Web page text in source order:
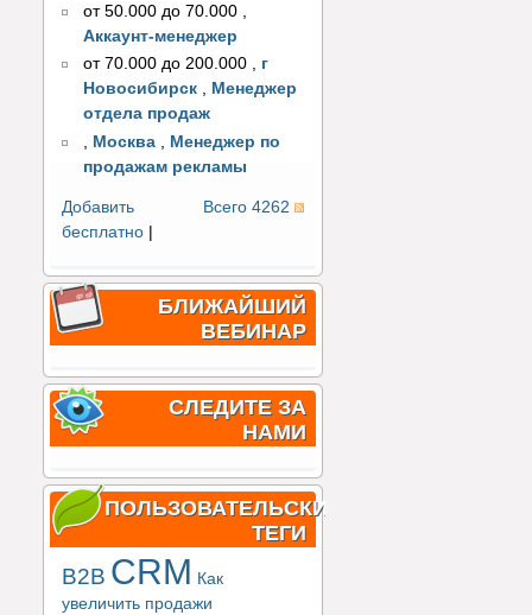
от 50.000 до 70.000
Аккаунт-менеджер
от 70.000 до 200.000 , г
Новосибирск , Менеджер
отдела продаж
, Москва , Менеджер по
продажам рекламы
Всего 4262
Добавить
бесплатно
БЛИЖАЙШИЙ
ВЕБИНАР
СЛЕДИТЕ ЗА
НАМИ
ПОЛЬЗОВАТЕЛЬСКИЕ
ТЕГИ
B2B CRM Как
увеличить продажи